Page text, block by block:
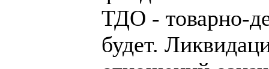
ТДО - товарно-
будет.